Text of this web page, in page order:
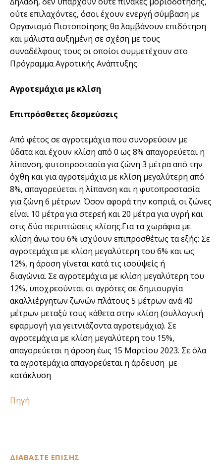
ΔΙΑΒΑΣΤΕ ΕΠΙΣΗΣ
ούτε επιλαχόντες, όσοι έχουν ενεργή σύµβαση µε
Οργανισµό Πιστοποίησης θα λαµβάνουν επιδότηση
και µάλιστα αυξηµένη σε σχέση µε τους
συναδέλφους τους οι οποίοι συµµετέχουν στο
Πρόγραµµα Αγροτικής Ανάπτυξης.
Αγροτεµάχια µε κλίση
Επιπρόσθετες δεσµεύσεις
Από φέτος σε αγροτεµάχια που συνορεύουν µε
ύδατα και έχουν κλίση από 0 ως 8% απαγορεύεται η
λίπανση, φυτοπροστασία για ζώνη 3 µέτρα από την
όχθη και για αγροτεµάχια µε κλίση µεγαλύτερη από
8%, απαγορεύεται η λίπανση και η φυτοπροστασία
για ζώνη 6 µέτρων. Όσον αφορά την κοπριά, οι ζώνες
είναι 10 µέτρα για στερεή και 20 µέτρα για υγρή και
στις δύο περιπτώσεις κλίσης.Για τα χωράφια µε
κλίση άνω του 6% ισχύουν επιπροσθέτως τα εξής: Σε
αγροτεµάχια µε κλίση µεγαλύτερη του 6% και ως
12%, η άροση γίνεται κατά τις ισοϋψείς ή
διαγώνια. Σε αγροτεµάχια µε κλίση µεγαλύτερη του
12%, υποχρεούνται οι αγρότες σε δηµιουργία
ακαλλιέργητων ζωνών πλάτους 5 µέτρων ανά 40
µέτρων µεταξύ τους κάθετα στην κλίση (συλλογική
εφαρµογή για γειτνιάζοντα αγροτεµάχια). Σε
αγροτεµάχια µε κλίση µεγαλύτερη του 15%,
απαγορεύεται η άροση έως 15 Μαρτίου 2023. Σε όλα
τα αγροτεµάχια απαγορεύεται η άρδευση με
κατάκλυση
Πηγή